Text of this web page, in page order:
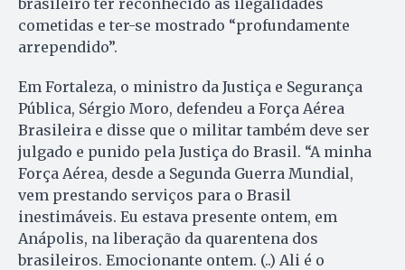
cometidas e ter-se mostrado “profundamente
arrependido”.
Em Fortaleza, o ministro da Justiça e Segurança
Pública, Sérgio Moro, defendeu a Força Aérea
Brasileira e disse que o militar também deve ser
julgado e punido pela Justiça do Brasil. “A minha
Força Aérea, desde a Segunda Guerra Mundial,
vem prestando serviços para o Brasil
inestimáveis. Eu estava presente ontem, em
Anápolis, na liberação da quarentena dos
brasileiros. Emocionante ontem. (..) Ali é o